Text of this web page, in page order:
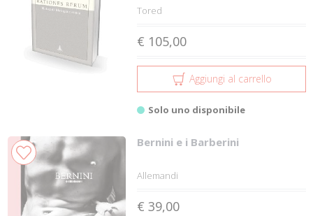
Tored
€ 105,00
Aggiungi al carrello
Solo uno disponibile
Bernini e i Barberini
Allemandi
€ 39,00